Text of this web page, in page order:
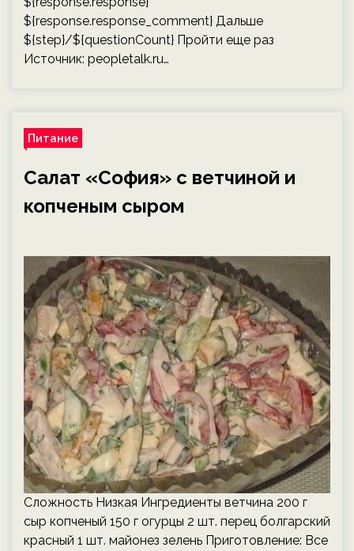
${response.response_comment} Дальше
${step}/${questionCount} Пройти еще раз
Источник: peopletalk.ru…
Питание
Салат «София» с ветчиной и
копченым сыром
Сложность Низкая Ингредиенты ветчина 200 г
сыр копченый 150 г огурцы 2 шт. перец болгарский
красный 1 шт. майонез зелень Приготовление: Все